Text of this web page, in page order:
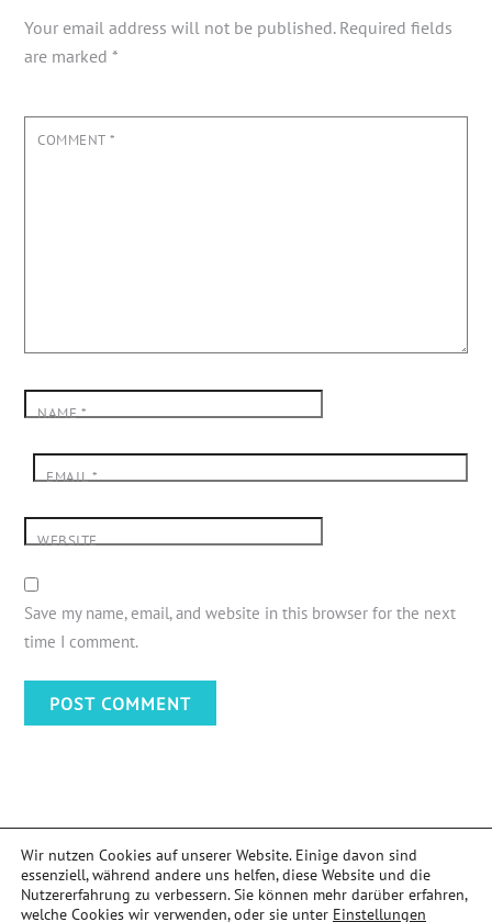
Your email address will not be published. Required fields
are marked*
COMMENT *
NAME*
EMAIL*
WEBSITE
Save my name, email, and website in this browser for the next
time I comment.
Wir nutzen Cookies auf unserer Website. Einige davon sind
essenziell, während andere uns helfen, diese Website und die
Nutzererfahrung zu verbessern. Sie können mehr darüber erfahren,
welche Cookies wir verwenden, oder sie unter Einstellungen